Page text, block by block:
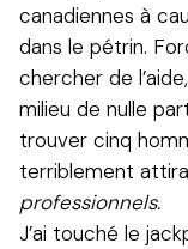
canadiennes à
dans le pétrin.
chercher de
milieu de nulle
trouver cinq
terriblement
professionnels.
J’ai touché le